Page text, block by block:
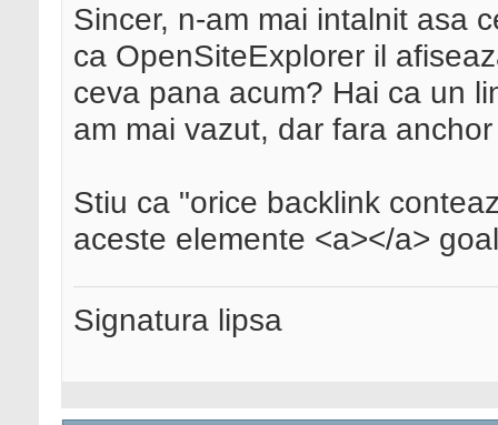
Sincer, n-am mai intalnit asa
ca OpenSiteExplorer il
ceva pana acum? Hai ca un
am mai vazut, dar fara
Stiu ca "orice backlink
aceste elemente <a></a>
Signatura lipsa